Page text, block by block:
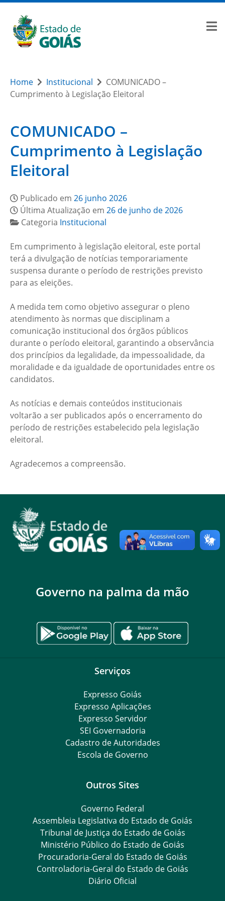
Home Institucional
COMUNICADO –
Cumprimento à Legislação Eleitoral
COMUNICADO –
Cumprimento à Legislação
Eleitoral
Publicado em 26 junho 2026
Última Atualização em 26 de junho de 2026
Categoria Institucional
Em cumprimento à legislação eleitoral, este portal
terá a divulgação de notícias temporariamente
suspensa durante o período de restrições previsto
para as eleições.
A medida tem como objetivo assegurar o pleno
atendimento às normas que disciplinam a
comunicação institucional dos órgãos públicos
durante o período eleitoral, garantindo a observância
dos princípios da legalidade, da impessoalidade, da
moralidade e da igualdade de oportunidades entre os
candidatos.
As notícias e demais conteúdos institucionais
voltarão a ser publicados após o encerramento do
período de restrições estabelecido pela legislação
eleitoral.
Agradecemos a compreensão.
Governo na palma da mão
Serviços
Expresso Goiás
Expresso Aplicações
Expresso Servidor
SEI Governadoria
Cadastro de Autoridades
Escola de Governo
Outros Sites
Governo Federal
Assembleia Legislativa do Estado de Goiás
Tribunal de Justiça do Estado de Goiás
Ministério Público do Estado de Goiás
Procuradoria-Geral do Estado de Goiás
Controladoria-Geral do Estado de Goiás
Diário Oficial